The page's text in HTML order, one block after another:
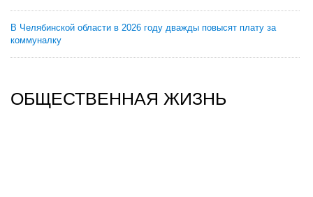
В Челябинской области в 2026 году дважды повысят плату за
коммуналку
ОБЩЕСТВЕННАЯ ЖИЗНЬ